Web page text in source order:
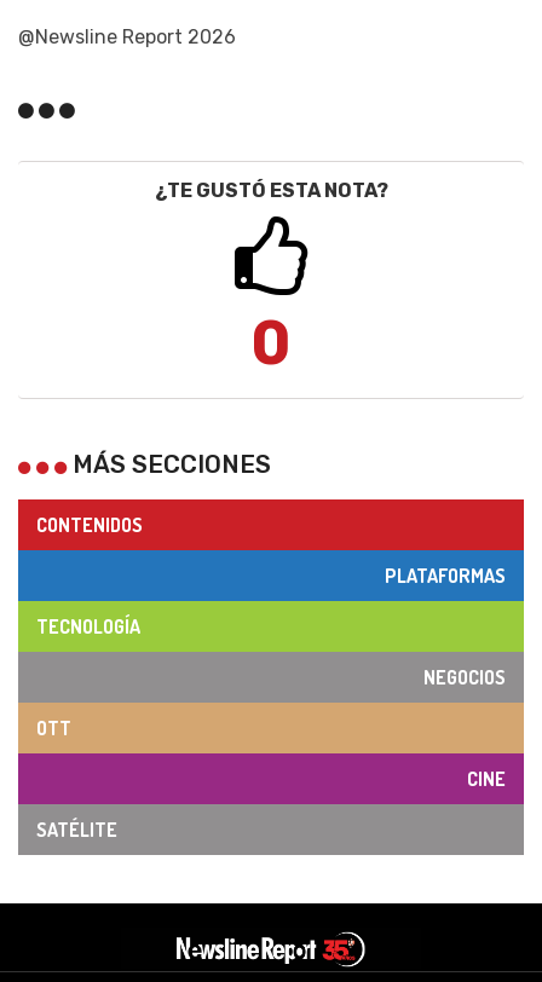
@Newsline Report 2026
¿TE GUSTÓ ESTA NOTA?
0
MÁS SECCIONES
CONTENIDOS
PLATAFORMAS
TECNOLOGÍA
NEGOCIOS
OTT
CINE
SATÉLITE